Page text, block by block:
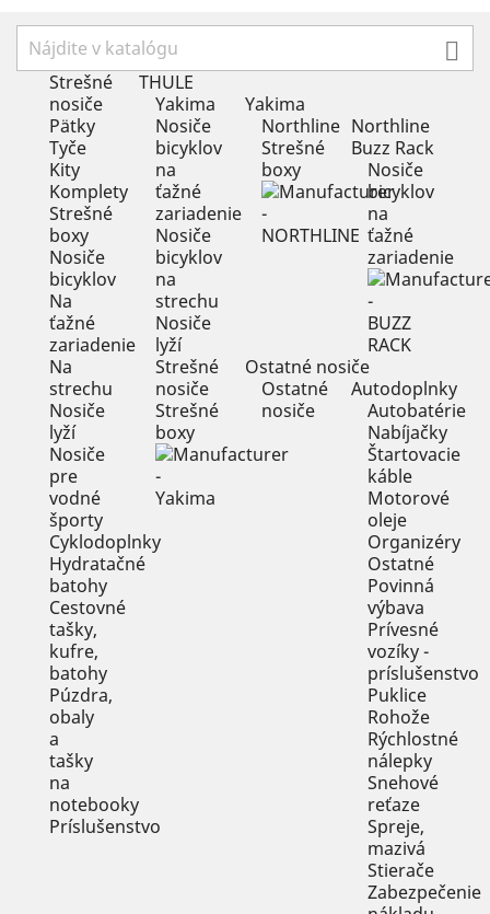

THULE
Strešné
nosiče
Pätky
Tyče
Kity
Komplety
Strešné
boxy
Nosiče
bicyklov
Na
ťažné
zariadenie
Na
strechu
Nosiče
lyží
Nosiče
pre
vodné
športy
Cyklodoplnky
Hydratačné
batohy
Cestovné
tašky,
kufre,
batohy
Púzdra,
obaly
a
tašky
na
notebooky
Príslušenstvo
Yakima
Yakima
Nosiče
bicyklov
na
ťažné
zariadenie
Nosiče
bicyklov
na
strechu
Nosiče
lyží
Strešné
nosiče
Strešné
boxy
Northline
Northline
Strešné
boxy
Buzz Rack
Nosiče
bicyklov
na
ťažné
zariadenie
Ostatné nosiče
Ostatné
nosiče
Autodoplnky
Autobatérie
Nabíjačky
Štartovacie
káble
Motorové
oleje
Organizéry
Ostatné
Povinná
výbava
Prívesné
vozíky -
príslušenstvo
Puklice
Rohože
Rýchlostné
nálepky
Snehové
reťaze
Spreje,
mazivá
Stierače
Zabezpečenie